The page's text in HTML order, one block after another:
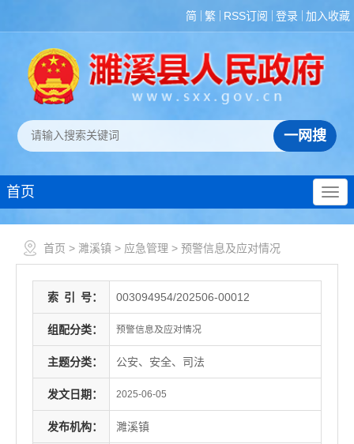
简 繁 RSS订阅 登录 加入收藏
首页
首页 > 濉溪镇 > 应急管理 > 预警信息及应对情况
索 引 号： 003094954/202506-00012
组配分类： 预警信息及应对情况
主题分类： 公安、安全、司法
发文日期： 2025-06-05
发布机构： 濉溪镇